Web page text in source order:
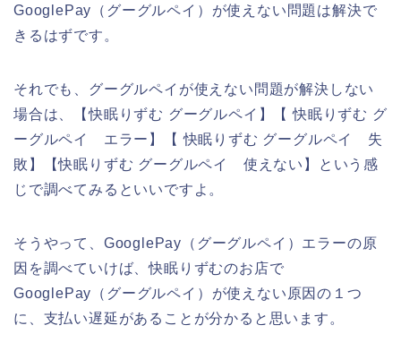
GooglePay（グーグルペイ）が使えない問題は解決で
きるはずです。
それでも、グーグルペイが使えない問題が解決しない
場合は、【快眠りずむ グーグルペイ】【 快眠りずむ グ
ーグルペイ エラー】【 快眠りずむ グーグルペイ 失
敗】【快眠りずむ グーグルペイ 使えない】という感
じで調べてみるといいですよ。
そうやって、GooglePay（グーグルペイ）エラーの原
因を調べていけば、快眠りずむのお店で
GooglePay（グーグルペイ）が使えない原因の１つ
に、支払い遅延があることが分かると思います。